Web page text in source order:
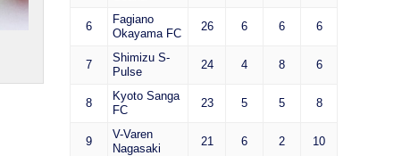
6
Fagiano
Okayama FC
26 6 6 6
7
Shimizu S-
Pulse
24 4 8 6
8
Kyoto Sanga
FC
23 5 5 8
9
V-Varen
Nagasaki
21 6 2 10